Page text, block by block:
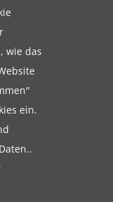
wie das
ein.